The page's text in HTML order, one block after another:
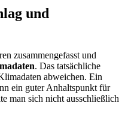
und
zusammengefasst und
. Das tatsächliche
abweichen. Ein
ein guter Anhaltspunkt für
man sich nicht ausschließlich